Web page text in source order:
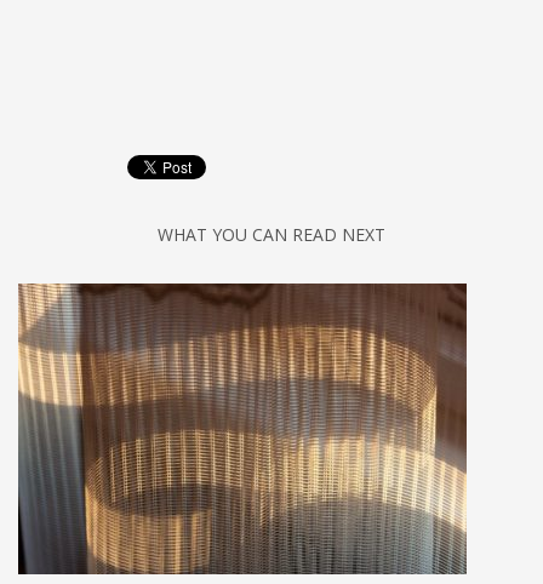
WHAT YOU CAN READ NEXT